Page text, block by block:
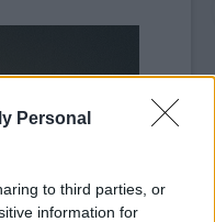
Personal
to third parties, or
information for